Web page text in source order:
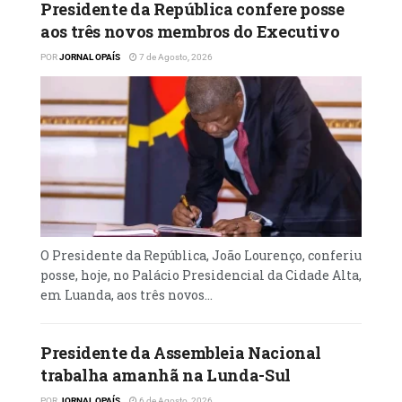
acompanhar as eleições que ocorrerão na
Venezuela no mês de Maio de 2025.
datam de mais de trinta anos, recebendo um
impulso extraordinário a partir da chegada
do ex-Presidente Hugo Chávez ao poder, que
se localizou como objectivo fundamental da
Diplomacia Bolivariana de Paz o
fortalecimento da cooperação Sul-Sul e
priorizou o relacionamento com os países da
“Mãe África”.
Presidente da República confere posse
aos três novos membros do Executivo
PORJORNAL OPAÍS 7 de Agosto, 2026
O Presidente da República, João Lourenço, conferiu
posse, hoje, no Palácio Presidencial da Cidade Alta,
em Luanda, aos três novos...
Presidente da Assembleia Nacional
trabalha amanhã na Lunda-Sul